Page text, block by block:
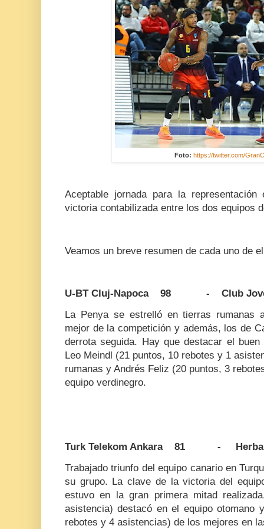
Foto: https://twitter.com/
Aceptable jornada para la
victoria contabilizada entre los dos equipos
Veamos un breve resumen de cada uno de
U-BT Cluj-Napoca 98 - Club
La Penya se estrelló en tierras rumanas
mejor de la competición y además, los de
derrota seguida. Hay que destacar el
Leo Meindl (21 puntos, 10 rebotes y 1
rumanas y Andrés Feliz (20 puntos, 3
equipo verdinegro.
Turk Telekom Ankara 81 -
Trabajado triunfo del equipo canario en
su grupo. La clave de la victoria del
estuvo en la gran primera mitad
asistencia) destacó en el equipo otomano
rebotes y 4 asistencias) de los mejores en